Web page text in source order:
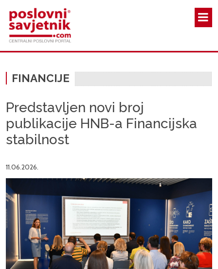
FINANCIJE
Predstavljen novi broj
publikacije HNB-a Financijska
stabilnost
11.06.2026.